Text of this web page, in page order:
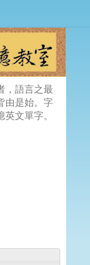
，語言之最
由是始。字
文單字。